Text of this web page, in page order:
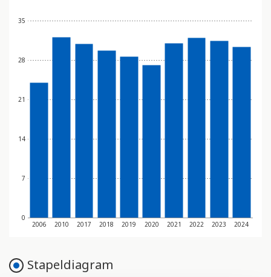
0
7
14
21
28
35
2006 2010 2017 2018 2019 2020 2021 2022 2023 2024
Stapeldiagram